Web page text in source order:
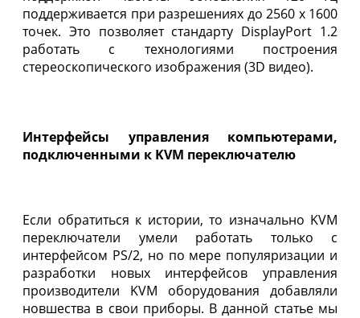
поддерживается при разрешениях до 2560 х 1600
точек. Это позволяет стандарту DisplayPort 1.2
работать с технологиями построения
стереоскопического изображения (3D видео).
Интерфейсы управления компьютерами,
подключенными к KVM переключателю
Если обратиться к истории, то изначально KVM
переключатели умели работать только с
интерфейсом PS/2, но по мере популяризации и
разработки новых интерфейсов управления
производители KVM оборудования добавляли
новшества в свои приборы. В данной статье мы